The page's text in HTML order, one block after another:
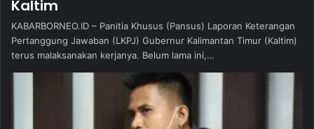
Kaltim
KABARBORNEO.ID – Panitia Khusus (Pansus) Laporan Keterangan
Pertanggung Jawaban (LKPJ) Gubernur Kalimantan Timur (Kaltim)
terus malaksanakan kerjanya. Belum lama ini,…